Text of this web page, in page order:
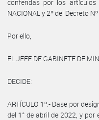
conferidas por los artículos
NACIONAL y 2º del Decreto
Por ello,
EL JEFE DE GABINETE DE
DECIDE:
ARTÍCULO 1º.- Dase por
del 1° de abril de 2022, y por